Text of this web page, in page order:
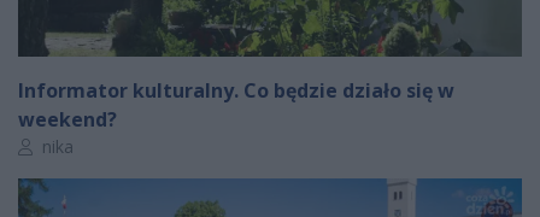
Informator kulturalny. Co będzie działo się w
weekend?
Autor artykułu:
nika